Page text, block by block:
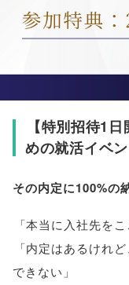
【特別招待1日
めの就活イベ
その内定に100%の
「本当に入社先を
「内定はあるけれど
できない 」